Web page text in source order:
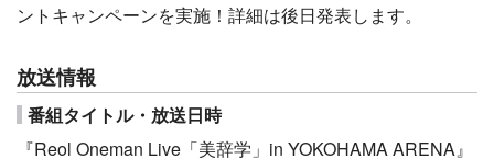
ントキャンペーンを実施！詳細は後日発表します。
放送情報
番組タイトル・放送日時
『Reol Oneman Live「美辞学」in YOKOHAMA ARENA』